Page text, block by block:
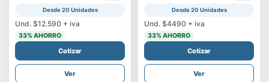
Desde 20 Unidades
Und. $12.590 + iva
33% AHORRO
Cotizar
Ver
Desde 20 Unidades
Und. $4490 + iva
33% AHORRO
Cotizar
Ver